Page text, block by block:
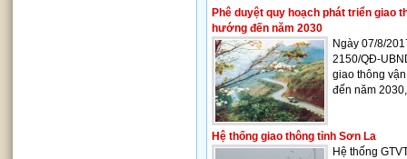
Phê duyệt quy hoạch phát triển giao
hướng đến năm 2030
Ngày 07/8/
2150/QĐ-
giao thông
đến năm
Hệ thống giao thông tỉnh Sơn La
Hệ thống